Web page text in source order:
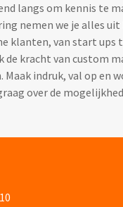
bedrukken
Karaffen
artikelen
& frisbees
zonneschermen
opvragen
je offerte + digitale
langs om kennis te
nemen we je alles uit
klanten, van start
de kracht van custom
Maak indruk, val op en
over de